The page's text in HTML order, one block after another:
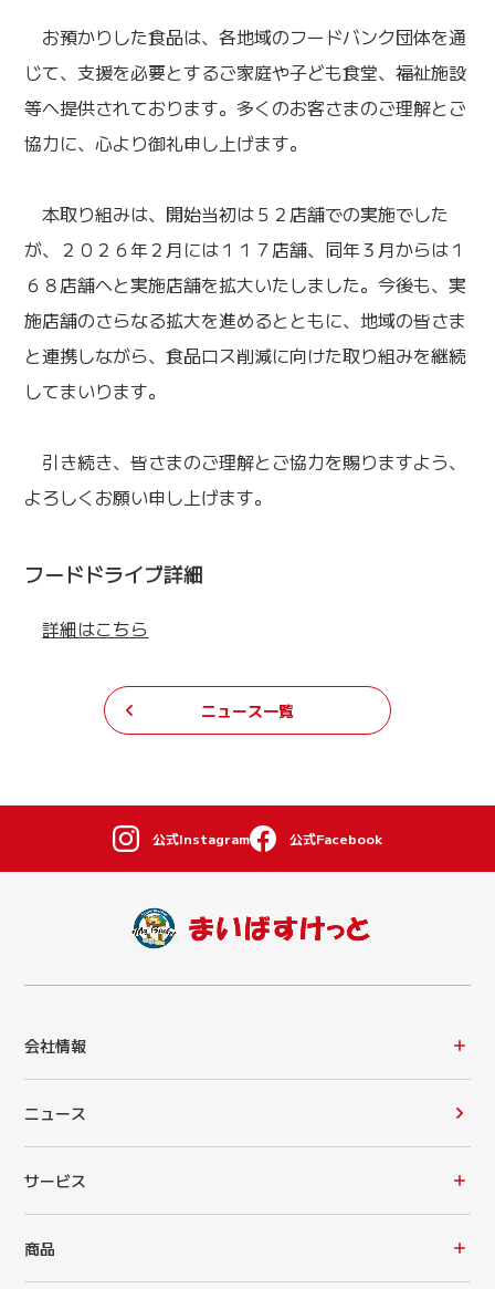
お預かりした食品は、各地域のフードバンク団体を通
じて、支援を必要とするご家庭や子ども食堂、福祉施設
等へ提供されております。多くのお客さまのご理解とご
協力に、心より御礼申し上げます。
本取り組みは、開始当初は５２店舗での実施でした
が、２０２６年２月には１１７店舗、同年３月からは１
６８店舗へと実施店舗を拡大いたしました。今後も、実
施店舗のさらなる拡大を進めるとともに、地域の皆さま
と連携しながら、食品ロス削減に向けた取り組みを継続
してまいります。
引き続き、皆さまのご理解とご協力を賜りますよう、
よろしくお願い申し上げます。
フードドライブ詳細
詳細はこちら
ニュース一覧
公式Instagram 公式Facebook
会社情報
ニュース
サービス
商品